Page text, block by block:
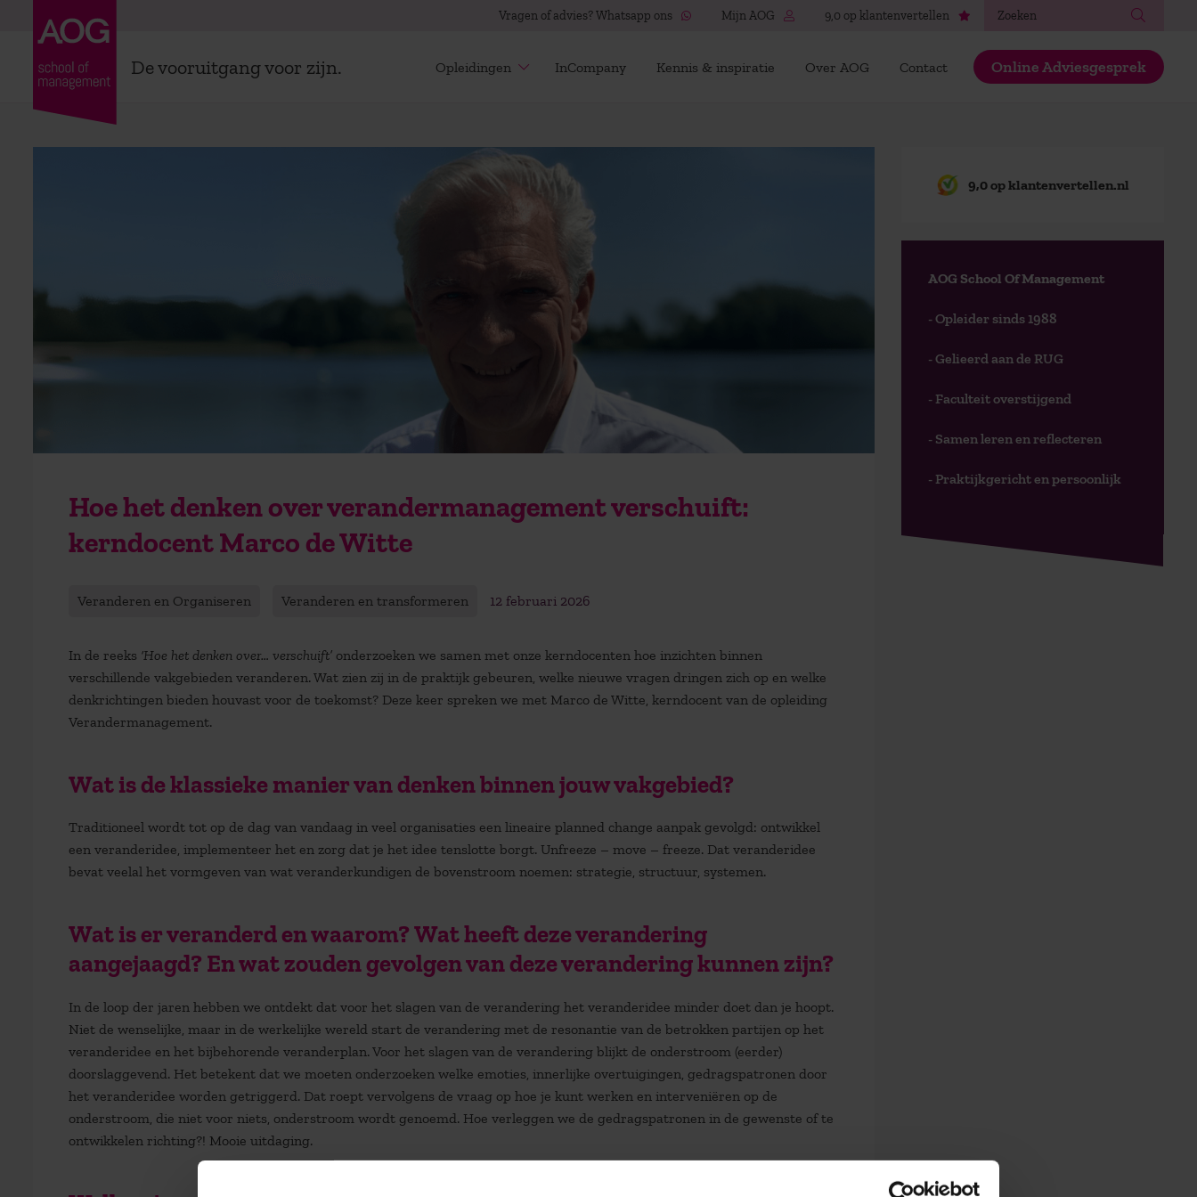
Vragen of advies? Whatsapp ons Mijn AOG 9,0 op klantenvertellen
De vooruitgang voor zijn. Opleidingen InCompany Kennis & inspiratie Over AOG Contact Online Adviesgesprek
Hoe het denken over verandermanagement verschuift:
kerndocent Marco de Witte
Veranderen en Organiseren Veranderen en transformeren 12 februari 2026
In de reeks ‘Hoe het denken over… verschuift’ onderzoeken we samen met onze kerndocenten hoe inzichten binnen
verschillende vakgebieden veranderen. Wat zien zij in de praktijk gebeuren, welke nieuwe vragen dringen zich op en welke
denkrichtingen bieden houvast voor de toekomst? Deze keer spreken we met Marco de Witte, kerndocent van de opleiding
Verandermanagement.
Wat is de klassieke manier van denken binnen jouw vakgebied?
Traditioneel wordt tot op de dag van vandaag in veel organisaties een lineaire planned change aanpak gevolgd: ontwikkel
een veranderidee, implementeer het en zorg dat je het idee tenslotte borgt. Unfreeze – move – freeze. Dat veranderidee
bevat veelal het vormgeven van wat veranderkundigen de bovenstroom noemen: strategie, structuur, systemen.
Wat is er veranderd en waarom?Wat heeft deze verandering
aangejaagd? En wat zouden gevolgen van deze verandering kunnen zijn?
In de loop der jaren hebben we ontdekt dat voor het slagen van de verandering het veranderidee minder doet dan je hoopt.
Niet de wenselijke, maar in de werkelijke wereld start de verandering met de resonantie van de betrokken partijen op het
veranderidee en het bijbehorende veranderplan. Voor het slagen van de verandering blijkt de onderstroom (eerder)
doorslaggevend. Het betekent dat we moeten onderzoeken welke emoties, innerlijke overtuigingen, gedragspatronen door
het veranderidee worden getriggerd. Dat roept vervolgens de vraag op hoe je kunt werken en interveniëren op de
onderstroom, die niet voor niets, onderstroom wordt genoemd. Hoe verleggen we de gedragspatronen in de gewenste of te
ontwikkelen richting?! Mooie uitdaging.
9,0 op klantenvertellen.nl
AOG School Of Management
- Opleider sinds 1988
- Gelieerd aan de RUG
- Faculteit overstijgend
- Samen leren en reflecteren
- Praktijkgericht en persoonlijk